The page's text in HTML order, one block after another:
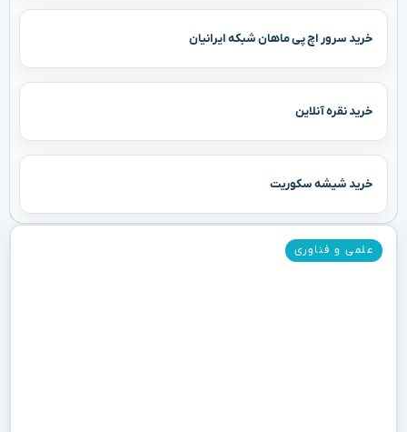
خرید سرور اچ پی ماهان شبکه ایرانیان
خرید نقره آنلاین
خرید شیشه سکوریت
علمی و فناوری